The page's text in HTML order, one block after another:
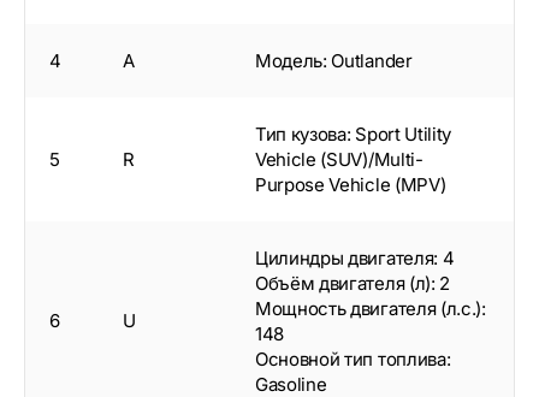
4 A Модель: Outlander
5 R
Тип кузова: Sport Utility
Vehicle (SUV)/Multi-
Purpose Vehicle (MPV)
6 U
Цилиндры двигателя: 4
Объём двигателя (л): 2
Мощность двигателя (л.с.):
148
Основной тип топлива:
Gasoline